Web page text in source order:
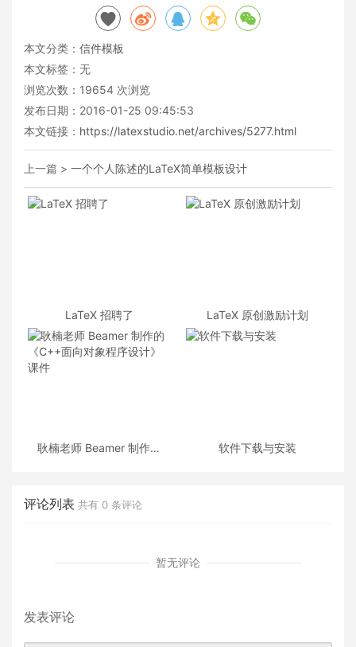
本文分类： 信件模板
本文标签：无
浏览次数： 19654 次浏览
发布日期：2016-01-25 09:45:53
本文链接： https://latexstudio.net/archives/5277.html
上一篇 > 一个个人陈述的LaTeX简单模板设计
LaTeX 招聘了 LaTeX 原创激励计划
耿楠老师 Beamer 制作的
软件下载与安装
评论列表 共有 0 条评论
暂无评论
发表评论